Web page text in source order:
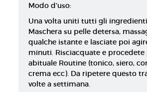
Modo d’uso:
Una volta uniti tutti gli
Maschera su pelle detersa,
qualche istante e lasciate poi
minuti. Risciacquate e
abituale Routine (tonico, siero,
crema ecc). Da ripetere questo
volte a settimana.